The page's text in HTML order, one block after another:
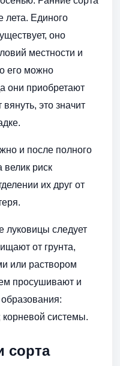
лета. Единого
оно
местности и
его можно
они приобретают
это значит
и после полного
велик риск
их друг от
луковицы следует
от грунта,
или раствором
просушивают и
корневой системы.
сорта